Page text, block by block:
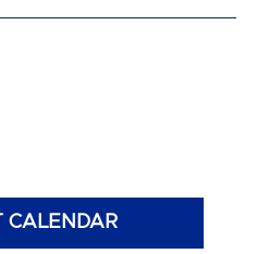
CALENDAR